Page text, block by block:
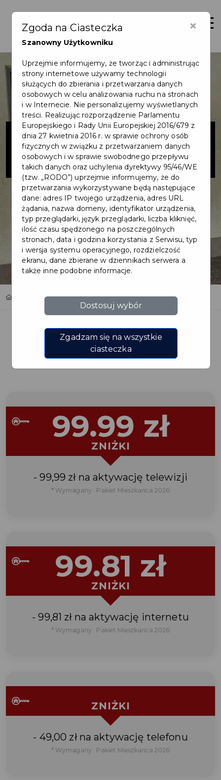
Zaloguj
Multimedia
Capital Two
Oferty Multimedia Capital Two
Regulamin i warunki
99.99 zł
ZNIŻKI
- 99,99 zł na aktywację telewizji
* Wymagany : Pakiet Mieszkańca 2026
99.81 zł
ZNIŻKI
- 99,81 zł na aktywację internetu
* Wymagany : Pakiet Mieszkańca 2026
ZNIŻKI
- 49,00 zł na aktywację telefonu
* Wymagany : Pakiet Mieszkańca 2026
×
Zgoda na Ciasteczka
Szanowny Użytkowniku
Uprzejmie informujemy, że tworząc i administrując
strony internetowe używamy technologii
służących do zbierania i przetwarzania danych
osobowych w celu analizowania ruchu na stronach
i w Internecie. Nie personalizujemy wyświetlanych
treści. Realizując rozporządzenie Parlamentu
Europejskiego i Rady Unii Europejskiej 2016/679 z
dnia 27 kwietnia 2016 r. w sprawie ochrony osób
fizycznych w związku z przetwarzaniem danych
osobowych i w sprawie swobodnego przepływu
takich danych oraz uchylenia dyrektywy 95/46/WE
(tzw. „RODO”) uprzejmie informujemy, że do
przetwarzania wykorzystywane będą następujące
dane: adres IP twojego urządzenia, adres URL
żądania, nazwa domeny, identyfikator urządzenia,
typ przeglądarki, język przeglądarki, liczba kliknięć,
ilość czasu spędzonego na poszczególnych
stronach, data i godzina korzystania z Serwisu, typ
i wersja systemu operacyjnego, rozdzielczość
ekranu, dane zbierane w dziennikach serwera a
także inne podobne informacje.
Dostosuj wybór
Zgadzam się na wszystkie
ciasteczka